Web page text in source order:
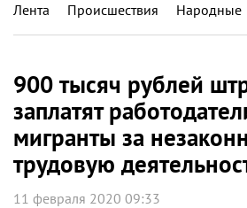
Лента Происшествия Народные
900 тысяч рублей
заплатят
мигранты за
трудовую
11 февраля 2020 09:33